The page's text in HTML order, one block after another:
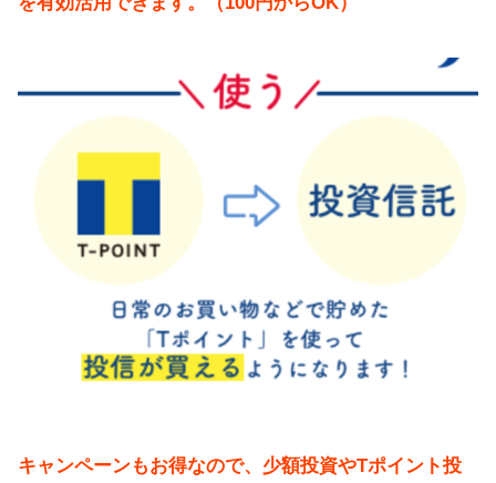
キャンペーンもお得なので、少額投資やTポイント投